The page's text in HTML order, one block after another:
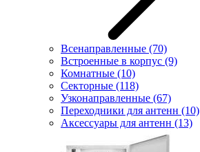
Всенаправленные (70)
Встроенные в корпус (9)
Комнатные (10)
Секторные (118)
Узконаправленные (67)
Переходники для антенн (10)
Аксессуары для антенн (13)